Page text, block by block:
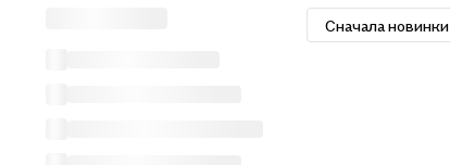
Сначала новинки